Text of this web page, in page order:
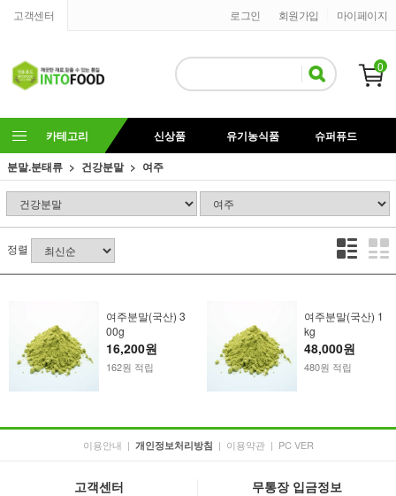
고객센터 마이페이지
회원가입
로그인
0
카테고리 신상품 유기농식품
슈퍼퓨드
분말.분태류
건강분말 여주
정렬
여주분말(국산) 3
00g
16,200원
162원 적립
여주분말(국산) 1
kg
48,000원
480원 적립
이용안내 | 개인정보처리방침 | 이용약관 | PC VER
고객센터 무통장 입금정보